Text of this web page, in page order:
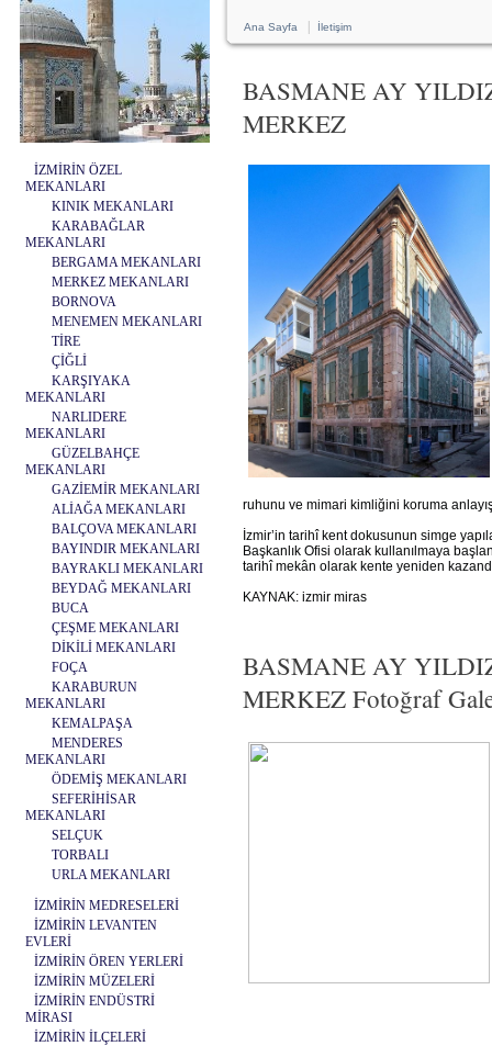
İZMİRİN ÖZEL
MEKANLARI
KINIK MEKANLARI
KARABAĞLAR
MEKANLARI
BERGAMA MEKANLARI
MERKEZ MEKANLARI
BORNOVA
MENEMEN MEKANLARI
TİRE
ÇİĞLİ
KARŞIYAKA
MEKANLARI
NARLIDERE
MEKANLARI
GÜZELBAHÇE
MEKANLARI
GAZİEMİR MEKANLARI
ALİAĞA MEKANLARI
BALÇOVA MEKANLARI
BAYINDIR MEKANLARI
BAYRAKLI MEKANLARI
BEYDAĞ MEKANLARI
BUCA
ÇEŞME MEKANLARI
DİKİLİ MEKANLARI
FOÇA
KARABURUN
MEKANLARI
KEMALPAŞA
MENDERES
MEKANLARI
ÖDEMİŞ MEKANLARI
SEFERİHİSAR
MEKANLARI
SELÇUK
TORBALI
URLA MEKANLARI
İZMİRİN MEDRESELERİ
İZMİRİN LEVANTEN
EVLERİ
İZMİRİN ÖREN YERLERİ
İZMİRİN MÜZELERİ
İZMİRİN ENDÜSTRİ
MİRASI
İZMİRİN İLÇELERİ
Ana Sayfa İletişim
BASMANE AY
MERKEZ
ruhunu ve mimari kimliğini koruma
İzmir’in tarihî kent dokusunun simge
Başkanlık Ofisi olarak kullanılmaya
tarihî mekân olarak kente yeniden
KAYNAK: izmir miras
BASMANE AY
MERKEZ Fotoğraf